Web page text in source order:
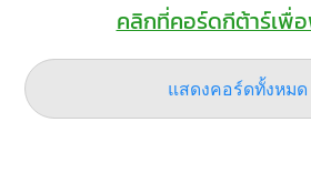
คลิกที่คอร์ดกีต้าร์เพื่
แสดงคอร์ดทั้งหม